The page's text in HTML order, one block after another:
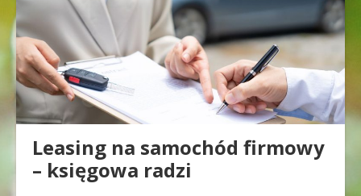
Leasing na samochód firmowy
– księgowa radzi